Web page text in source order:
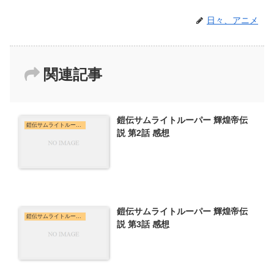
日々、アニメ
関連記事
鎧伝サムライトルーパー 輝煌帝伝説
鎧伝サムライトルーパー 輝煌帝伝
説 第2話 感想
鎧伝サムライトルーパー 輝煌帝伝説
鎧伝サムライトルーパー 輝煌帝伝
説 第3話 感想